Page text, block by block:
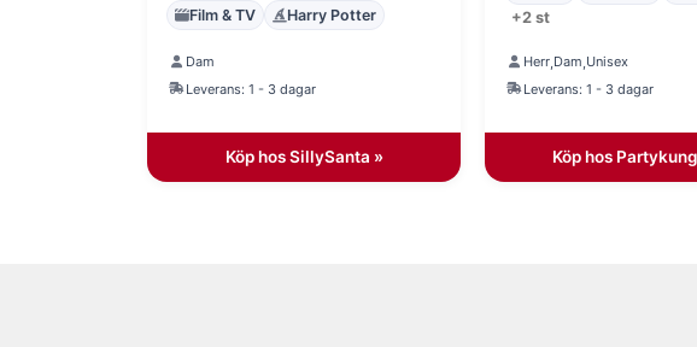
Film & TV Harry Potter
Dam
Leverans: 1 - 3 dagar
Köp hos SillySanta »
500
+2 st
Herr Dam Unisex
Leverans: 1 - 3 dagar
Köp hos